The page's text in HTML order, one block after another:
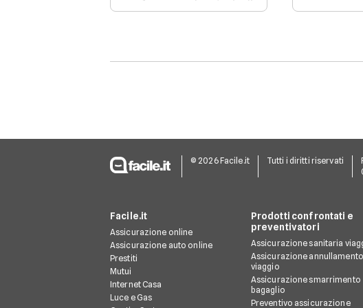
confronto tra le principali
rc viaggio da attivare
2026. Le
Oriente e
fuel, con
© 2026 Facile.it Tutti i diritti riservati
Facile.it
Assicurazione online
Assicurazione auto online
Prestiti
Mutui
Internet Casa
Luce e Gas
Prodotti confrontati e
preventivatori
Assicurazione sanitaria
Assicurazione annullamento
viaggio
Assicurazione smarrimento
bagaglio
Preventivo assicurazione